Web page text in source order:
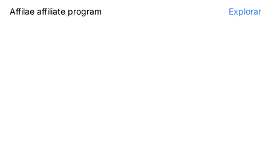
Affilae affiliate program
Explorar